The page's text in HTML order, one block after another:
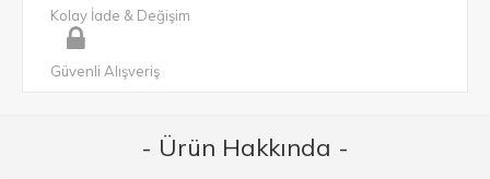
Kolay İade & Değişim
Güvenli Alışveriş
- Ürün Hakkında -